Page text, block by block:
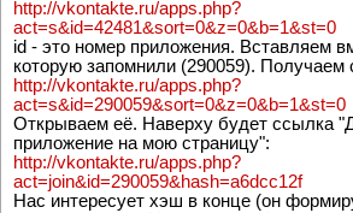
http://vkontakte.ru/apps.php?
act=s&id=42481&sort=0&z=0&b=1&st=0
id - это номер приложения. Вставляем
которую запомнили (290059). Получаем
http://vkontakte.ru/apps.php?
act=s&id=290059&sort=0&z=0&b=1&st=0
Открываем её. Наверху будет ссылка
приложение на мою страницу":
http://vkontakte.ru/apps.php?
act=join&id=290059&hash=a6dcc12f
Нас интересует хэш в конце (он